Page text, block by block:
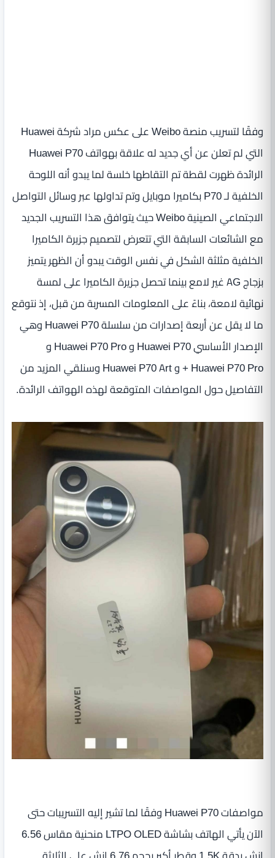
وفقًا لتسريب منصة Weibo على عكس مراد شركة Huawei
التي لم تعلن عن أي جديد له علاقة بهواتف Huawei P70
الرائدة ظهرت لقطة تم التقاطها خلسة لما يبدو أنه اللوحة
الخلفية لـ P70 بكاميرا موبايل وتم تداولها عبر وسائل التواصل
الاجتماعي الصينية Weibo حيث يتوافق هذا التسريب الجديد
مع الشائعات السابقة التي تتعرض لتصميم جزيرة الكاميرا
الخلفية مثلثة الشكل في نفس الوقت يبدو أن الظهر يتميز
بزجاج AG غير لامع بينما تحصل جزيرة الكاميرا على لمسة
نهائية لامعة، بناءً على المعلومات المسربة من قبل، إذ نتوقع
ما لا يقل عن أربعة إصدارات من سلسلة Huawei P70 وهي
الإصدار الأساسي Huawei P70 و Huawei P70 Pro و
Huawei P70 Pro + و Huawei P70 Art وسنلقي المزيد من
التفاصيل حول المواصفات المتوقعة لهذه الهواتف الرائدة.
مواصفات Huawei P70 وفقًا لما تشير إليه التسريبات حتى
الآن يأتي الهاتف بشاشة LTPO OLED منحنية مقاس 6.56